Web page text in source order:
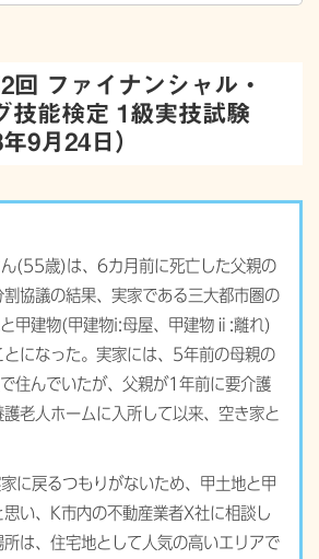
回 ファイナンシャル・
技能検定 1級実技試験
9月24日）
(55歳)は、6カ月前に死亡した父親の
協議の結果、実家である三大都市圏の
甲建物(甲建物i:母屋、甲建物ⅱ:離れ)
とになった。実家には、5年前の母親の
住んでいたが、父親が1年前に要介護
老人ホームに入所して以来、空き家と
に戻るつもりがないため、甲土地と甲
い、K市内の不動産業者X社に相談し
は、住宅地として人気の高いエリアで